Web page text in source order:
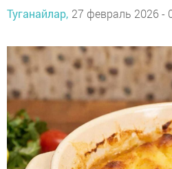
Туганайлар, 27 февраль 2026 -